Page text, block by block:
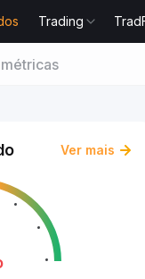
Trading
Ver mais